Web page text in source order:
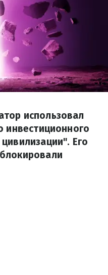
использовал
инвестиционного
Его